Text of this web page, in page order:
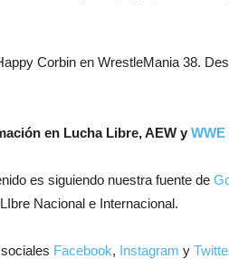
Corbin en WrestleMania 38.
en Lucha Libre, AEW y WWE
es siguiendo nuestra fuente de
Nacional e Internacional.
Facebook, Instagram y